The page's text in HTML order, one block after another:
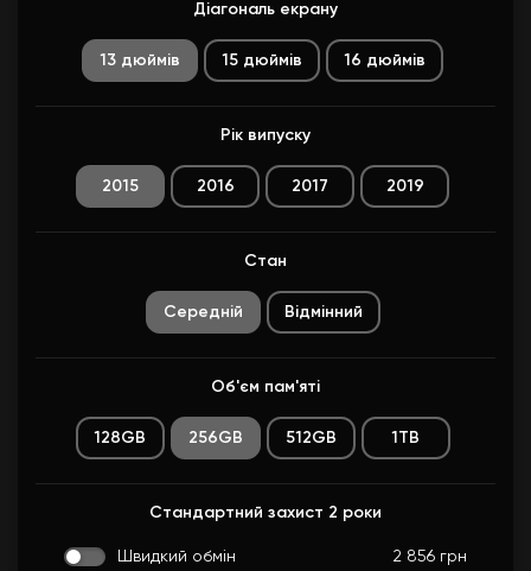
Діагональ екрану
13 дюймів 15 дюймів 16 дюймів
Рік випуску
2015 2016 2017 2019
Стан
Середнiй Відмінний
Об'єм пам'яті
128GB 256GB 512GB 1TB
Стандартний захист 2 роки
Швидкий обмін 2 856 грн